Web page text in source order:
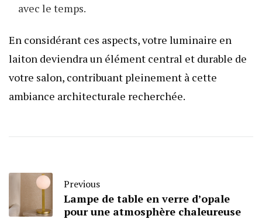
avec le temps.
En considérant ces aspects, votre luminaire en
laiton deviendra un élément central et durable de
votre salon, contribuant pleinement à cette
ambiance architecturale recherchée.
Previous
Lampe de table en verre d’opale
pour une atmosphère chaleureuse